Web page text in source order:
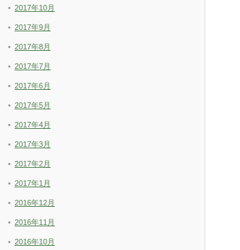
2017年10月
2017年9月
2017年8月
2017年7月
2017年6月
2017年5月
2017年4月
2017年3月
2017年2月
2017年1月
2016年12月
2016年11月
2016年10月